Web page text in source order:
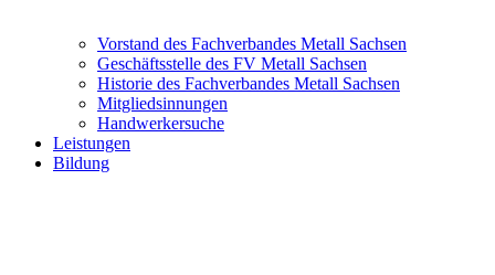
Vorstand des Fachverbandes Metall Sachsen
Geschäftsstelle des FV Metall Sachsen
Historie des Fachverbandes Metall Sachsen
Mitgliedsinnungen
Handwerkersuche
Leistungen
Bildung